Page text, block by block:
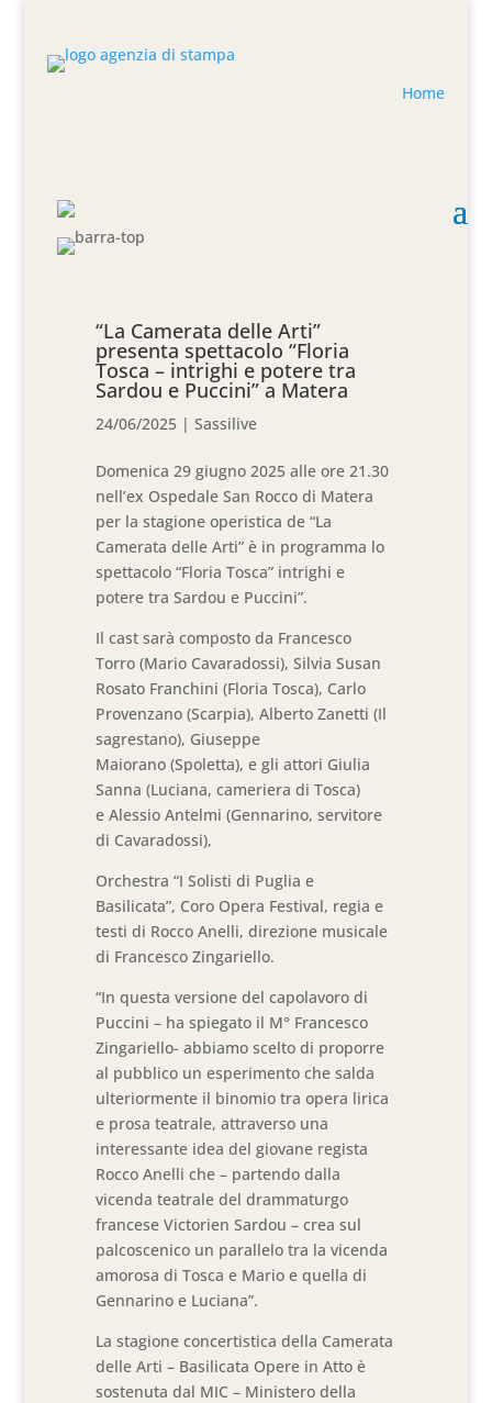
Home
“La Camerata delle Arti”
presenta spettacolo “Floria
Tosca – intrighi e potere tra
Sardou e Puccini” a Matera
24/06/2025 |Sassilive
Domenica 29 giugno 2025 alle ore 21.30
nell’ex Ospedale San Rocco di Matera
per la stagione operistica de “La
Camerata delle Arti” è in programma lo
spettacolo “Floria Tosca” intrighi e
potere tra Sardou e Puccini”.
Il cast sarà composto da Francesco
Torro (Mario Cavaradossi), Silvia Susan
Rosato Franchini (Floria Tosca), Carlo
Provenzano (Scarpia), Alberto Zanetti (Il
sagrestano), Giuseppe
Maiorano (Spoletta), e gli attori Giulia
Sanna (Luciana, cameriera di Tosca)
e Alessio Antelmi (Gennarino, servitore
di Cavaradossi),
Orchestra “I Solisti di Puglia e
Basilicata”, Coro Opera Festival, regia e
testi di Rocco Anelli, direzione musicale
di Francesco Zingariello.
“In questa versione del capolavoro di
Puccini – ha spiegato il M° Francesco
Zingariello- abbiamo scelto di proporre
al pubblico un esperimento che salda
ulteriormente il binomio tra opera lirica
e prosa teatrale, attraverso una
interessante idea del giovane regista
Rocco Anelli che – partendo dalla
vicenda teatrale del drammaturgo
francese Victorien Sardou – crea sul
palcoscenico un parallelo tra la vicenda
amorosa di Tosca e Mario e quella di
Gennarino e Luciana”.
La stagione concertistica della Camerata
delle Arti – Basilicata Opere in Atto è
sostenuta dal MIC – Ministero della